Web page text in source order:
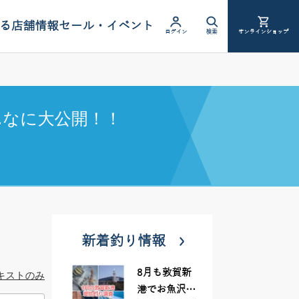
店舗情報セール・イベント ログイン 検索 オンラインショップ
に大公開！！
ストのみ
新着釣り情報
8月も敦賀新
港でお魚沢山